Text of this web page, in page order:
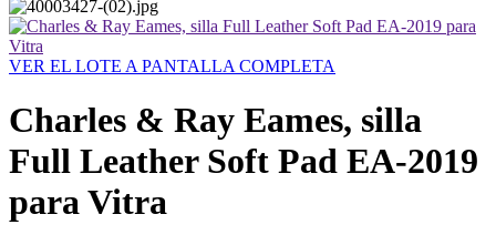
VER EL LOTE A PANTALLA COMPLETA
Charles & Ray Eames, silla
Full Leather Soft Pad EA-2019
para Vitra